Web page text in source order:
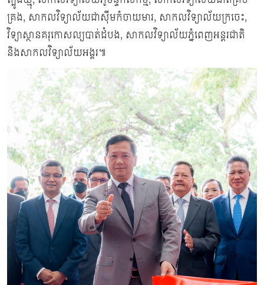
គ្រង, សាកលវិទ្យាល័យជាស៊ីមកំចាយមារ, សាកលវិទ្យាល័យក្រចេះ,
វិទ្យាស្ថានគរុកោសល្យបាត់ដំបង, សាកលវិទ្យាល័យភ្នំពេញអន្តរជាតិ
និងសាកលវិទ្យាល័យអង្គរ៕